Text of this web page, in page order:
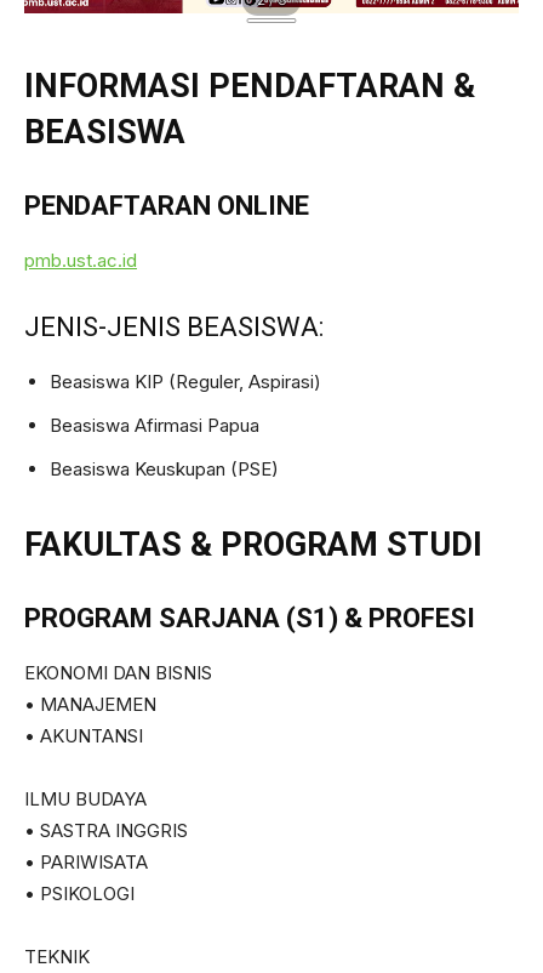
INFORMASI PENDAFTARAN &
BEASISWA
PENDAFTARAN ONLINE
pmb.ust.ac.id
JENIS-JENIS BEASISWA:
Beasiswa KIP (Reguler, Aspirasi)
Beasiswa Afirmasi Papua
Beasiswa Keuskupan (PSE)
FAKULTAS & PROGRAM STUDI
PROGRAM SARJANA (S1) & PROFESI
EKONOMI DAN BISNIS
• MANAJEMEN
• AKUNTANSI
ILMU BUDAYA
• SASTRA INGGRIS
• PARIWISATA
• PSIKOLOGI
TEKNIK